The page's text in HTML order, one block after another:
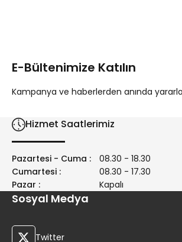
Ürün bilgilerinde hatalar bulunuyor.
E-Bültenimize Katılın
Kampanya ve haberlerden anında
Hizmet Saatlerimiz
Pazartesi - Cuma :
08.30 - 18.30
Cumartesi :
08.30 - 17.30
Pazar :
Kapalı
Sosyal Medya
Twitter